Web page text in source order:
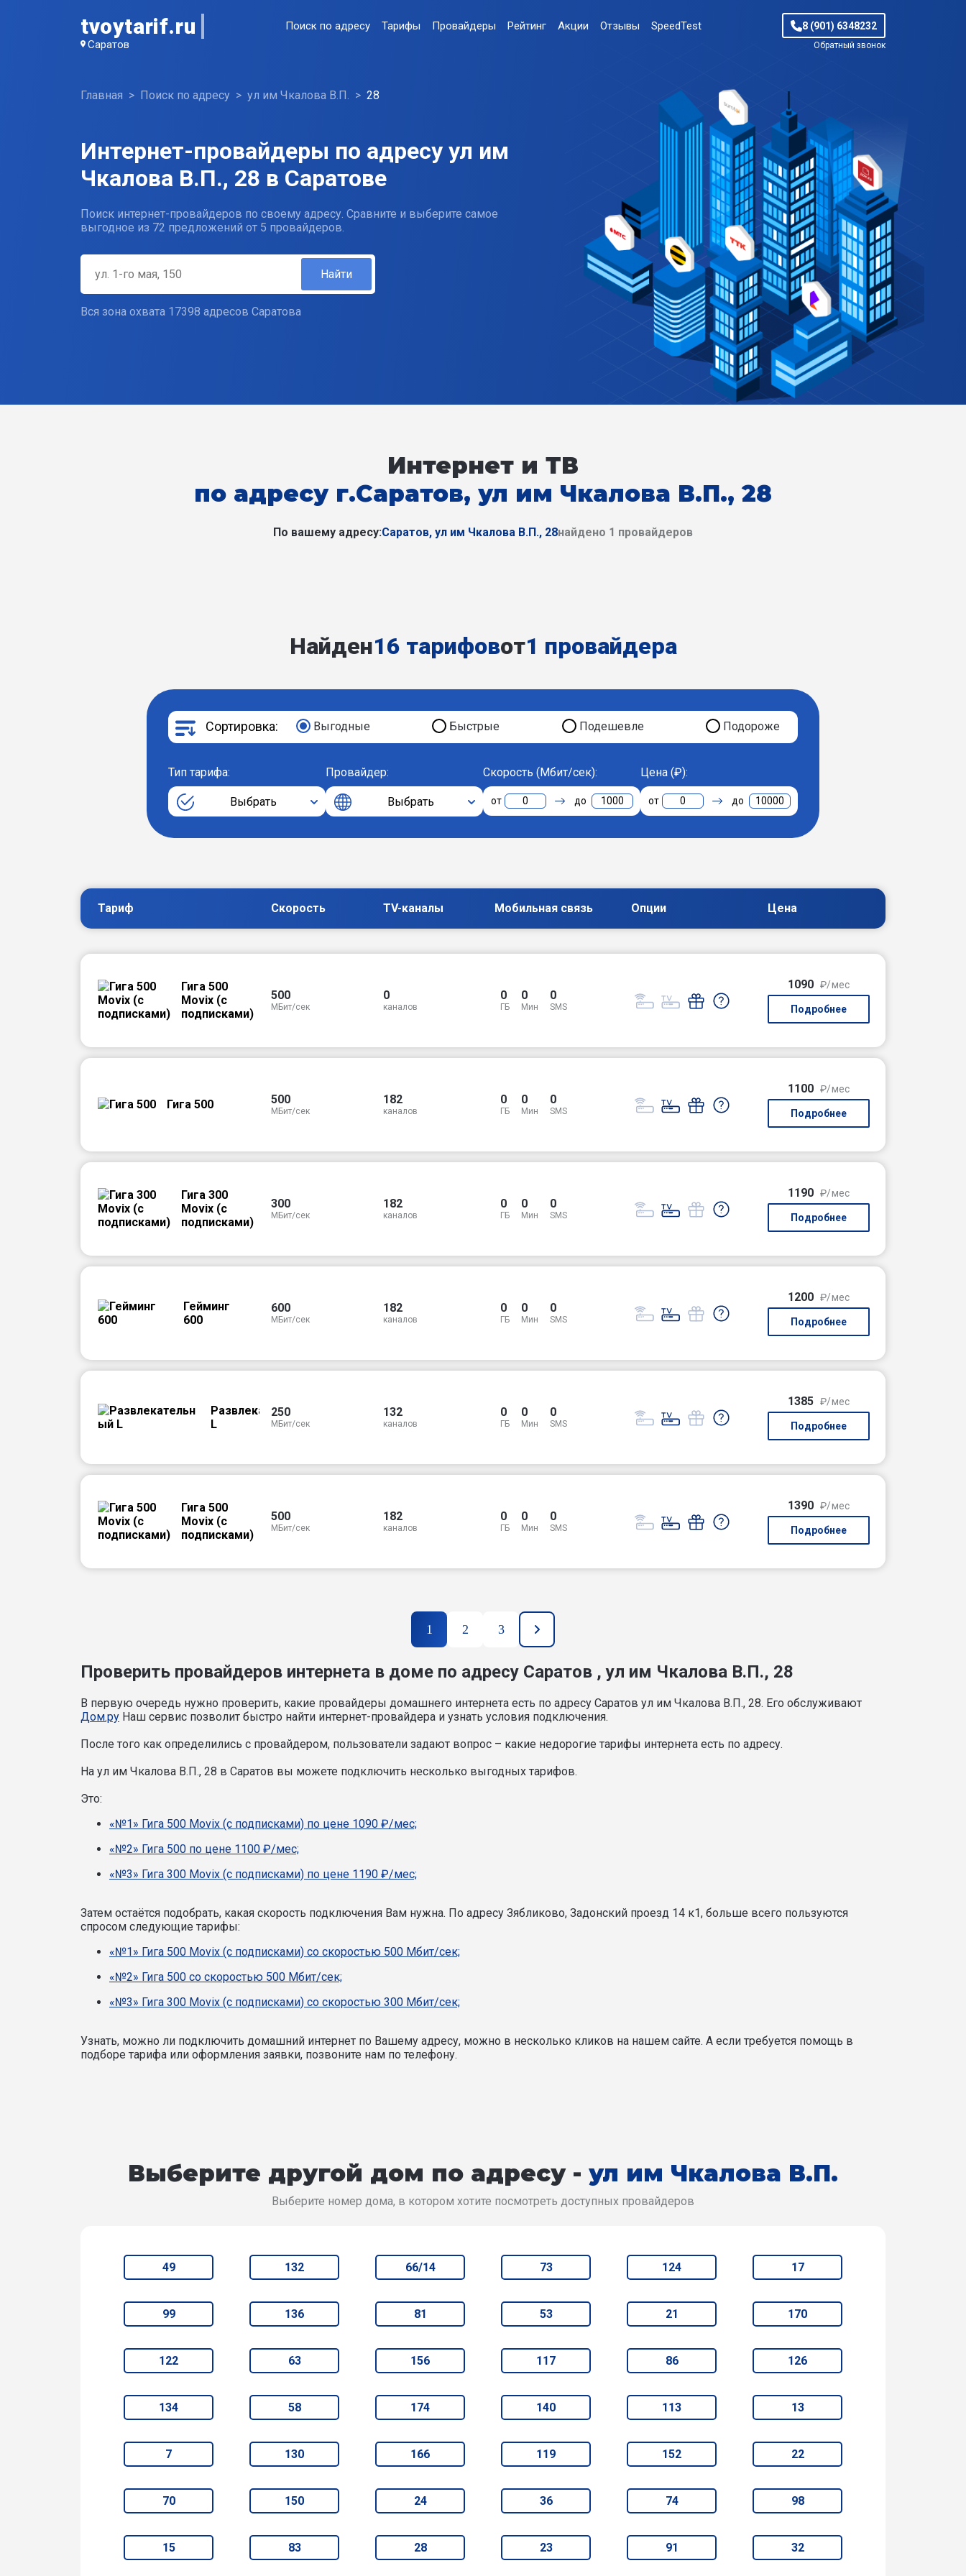
tvoytarif.ru
Саратов
Поиск по адресу Тарифы Провайдеры Рейтинг Акции Отзывы SpeedTest 8 (901) 6348232
Обратный звонок
Главная Поиск по адресу ул им Чкалова В.П. 28
Интернет-провайдеры по адресу ул им
Чкалова В.П., 28 в Саратове
Поиск интернет-провайдеров по своему адресу. Сравните и выберите самое
выгодное из 72 предложений от 5 провайдеров.
Найти
Вся зона охвата 17398 адресов Саратова
Интернет и ТВ
по адресу г.Саратов, ул им Чкалова В.П., 28
По вашему адресу:Саратов, ул им Чкалова В.П., 28найдено 1 провайдеров
Найден16 тарифовот1 провайдера
Сортировка: Выгодные Быстрые Подешевле Подороже
Тип тарифа:
Выбрать
Провайдер:
Выбрать
Скорость (Мбит/сек):
0 1000
Цена (₽):
0 10000
Тариф Скорость TV-каналы Мобильная связь Опции Цена
Гига 500
Movix (с
подписками)
500
МБит/сек
0
каналов
0
ГБ
0
Мин
0
SMS
1090 ₽/мес
Подробнее
Гига 500 500
МБит/сек
182
каналов
0
ГБ
0
Мин
0
SMS
1100 ₽/мес
Подробнее
Гига 300
Movix (с
подписками)
300
МБит/сек
182
каналов
0
ГБ
0
Мин
0
SMS
1190 ₽/мес
Подробнее
Гейминг
600
600
МБит/сек
182
каналов
0
ГБ
0
Мин
0
SMS
1200 ₽/мес
Подробнее
Развлекательный
L
250
МБит/сек
132
каналов
0
ГБ
0
Мин
0
SMS
1385 ₽/мес
Подробнее
Гига 500
Movix (с
подписками)
500
МБит/сек
182
каналов
0
ГБ
0
Мин
0
SMS
1390 ₽/мес
Подробнее
1 2 3
Проверить провайдеров интернета в доме по адресу Саратов , ул им Чкалова В.П., 28
В первую очередь нужно проверить, какие провайдеры домашнего интернета есть по адресу Саратов ул им Чкалова В.П., 28. Его обслуживают
Дом.ру Наш сервис позволит быстро найти интернет-провайдера и узнать условия подключения.
После того как определились с провайдером, пользователи задают вопрос – какие недорогие тарифы интернета есть по адресу.
На ул им Чкалова В.П., 28 в Саратов вы можете подключить несколько выгодных тарифов.
Это:
«№1» Гига 500 Movix (с подписками) по цене 1090 ₽/мес;
«№2» Гига 500 по цене 1100 ₽/мес;
«№3» Гига 300 Movix (с подписками) по цене 1190 ₽/мес;
Затем остаётся подобрать, какая скорость подключения Вам нужна. По адресу Зябликово, Задонский проезд 14 к1, больше всего пользуются
спросом следующие тарифы:
«№1» Гига 500 Movix (с подписками) со скоростью 500 Мбит/сек;
«№2» Гига 500 со скоростью 500 Мбит/сек;
«№3» Гига 300 Movix (с подписками) со скоростью 300 Мбит/сек;
Узнать, можно ли подключить домашний интернет по Вашему адресу, можно в несколько кликов на нашем сайте. А если требуется помощь в
подборе тарифа или оформления заявки, позвоните нам по телефону.
Выберите другой дом по адресу - ул им Чкалова В.П.
Выберите номер дома, в котором хотите посмотреть доступных провайдеров
49 132 66/14 73 124 17
99 136 81 53 21 170
122 63 156 117 86 126
134 58 174 140 113 13
7 130 166 119 152 22
70 150 24 36 74 98
15 83 28 23 91 32